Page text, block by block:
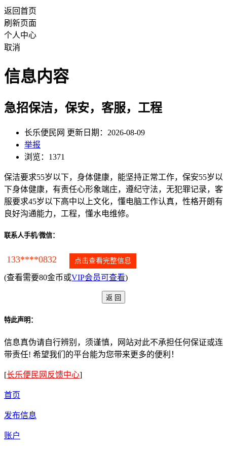
返回首页
刷新页面
个人中心
取消
信息内容
急招保洁，保安，客服，工程
长乐便民网 更新日期：2026-08-09
举报
浏览：1371
保洁要求55岁以下，身体健康，能坚持正常工作，保安55岁以
下身体健康，有责任心形象端庄，遵纪守法，无犯罪记录，客
服要求45岁以下高中以上文化，懂电脑工作认真，性格开朗有
良好沟通能力，工程，懂水电维修。
联系人手机/微信：
133****0832 点击查看完整信息
(查看需要80金币或VIP会员可查看)
特此声明：
信息真伪请自行辨别，须谨慎，网站对此不承担任何保证或连
带责任! 希望我们的平台能为您带来更多的便利！
[长乐便民网反馈中心]
首页
发布信息
账户